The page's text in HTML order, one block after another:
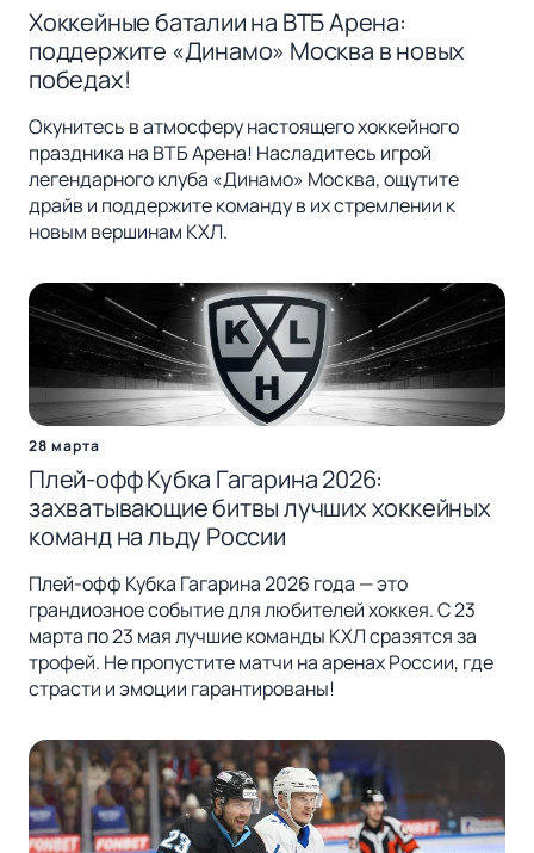
Хоккейные баталии на ВТБ Арена:
поддержите «Динамо» Москва в новых
победах!
Окунитесь в атмосферу настоящего хоккейного
праздника на ВТБ Арена! Насладитесь игрой
легендарного клуба «Динамо» Москва, ощутите
драйв и поддержите команду в их стремлении к
новым вершинам КХЛ.
28 марта
Плей-офф Кубка Гагарина 2026:
захватывающие битвы лучших хоккейных
команд на льду России
Плей-офф Кубка Гагарина 2026 года — это
грандиозное событие для любителей хоккея. С 23
марта по 23 мая лучшие команды КХЛ сразятся за
трофей. Не пропустите матчи на аренах России, где
страсти и эмоции гарантированы!